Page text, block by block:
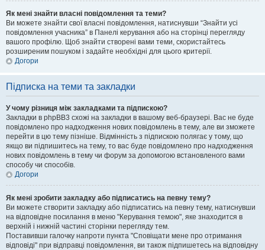
Як мені знайти власні повідомлення та теми?
Ви можете знайти свої власні повідомлення, натиснувши “Знайти усі
повідомлення учасника” в Панелі керування або на сторінці перегляду
вашого профілю. Щоб знайти створені вами теми, скористайтесь
розширеним пошуком і задайте необхідні для цього критерії.
Догори
Підписка на теми та закладки
У чому різниця між закладками та підпискою?
Закладки в phpBB3 схожі на закладки в вашому веб-браузері. Вас не буде
повідомлено про надходження нових повідомлень в тему, але ви зможете
перейти в цю тему пізніше. Відмінність з підпискою полягає у тому, що
якщо ви підпишитесь на тему, то вас буде повідомлено про надходження
нових повідомлень в тему чи форум за допомогою встановленого вами
способу чи способів.
Догори
Як мені зробити закладку або підписатись на певну тему?
Ви можете створити закладку або підписатись на певну тему, натиснувши
на відповідне посилання в меню "Керування темою", яке знаходится в
верхній і нижній частині сторінки перегляду тем.
Поставивши галочку напроти пункта "Сповіщати мене про отримання
відповіді" при відправці повідомлення, ви також підпишетесь на відповідну